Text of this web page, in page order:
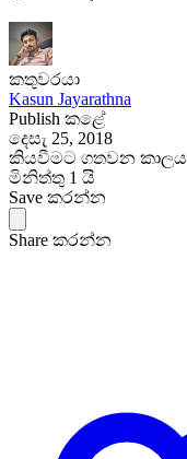
කතුවරයා
Kasun Jayarathna
Publish කළේ
දෙසැ 25, 2018
කියවීමට ගතවන කාලය
මිනිත්තු 1 යි
Save කරන්න
Share කරන්න